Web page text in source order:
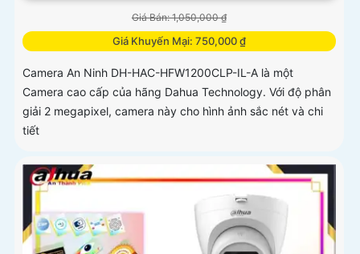
Giá Bán: 1,050,000 ₫
Giá Khuyến Mại: 750,000 ₫
Camera An Ninh DH-HAC-HFW1200CLP-IL-A là một
Camera cao cấp của hãng Dahua Technology. Với độ phân
giải 2 megapixel, camera này cho hình ảnh sắc nét và chi
tiết